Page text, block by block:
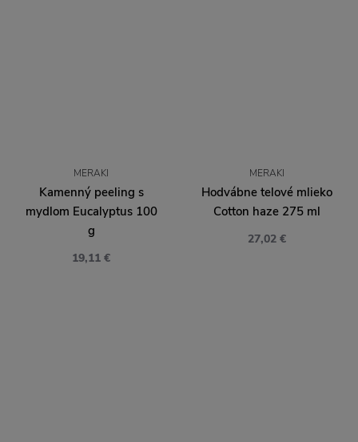
MERAKI
Kamenný peeling s
mydlom Eucalyptus 100
g
19,11 €
MERAKI
Hodvábne telové mlieko
Cotton haze 275 ml
27,02 €